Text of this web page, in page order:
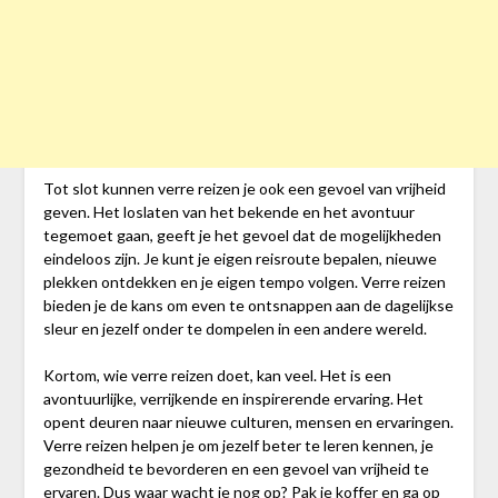
Tot slot kunnen verre reizen je ook een gevoel van vrijheid
geven. Het loslaten van het bekende en het avontuur
tegemoet gaan, geeft je het gevoel dat de mogelijkheden
eindeloos zijn. Je kunt je eigen reisroute bepalen, nieuwe
plekken ontdekken en je eigen tempo volgen. Verre reizen
bieden je de kans om even te ontsnappen aan de dagelijkse
sleur en jezelf onder te dompelen in een andere wereld.
Kortom, wie verre reizen doet, kan veel. Het is een
avontuurlijke, verrijkende en inspirerende ervaring. Het
opent deuren naar nieuwe culturen, mensen en ervaringen.
Verre reizen helpen je om jezelf beter te leren kennen, je
gezondheid te bevorderen en een gevoel van vrijheid te
ervaren. Dus waar wacht je nog op? Pak je koffer en ga op